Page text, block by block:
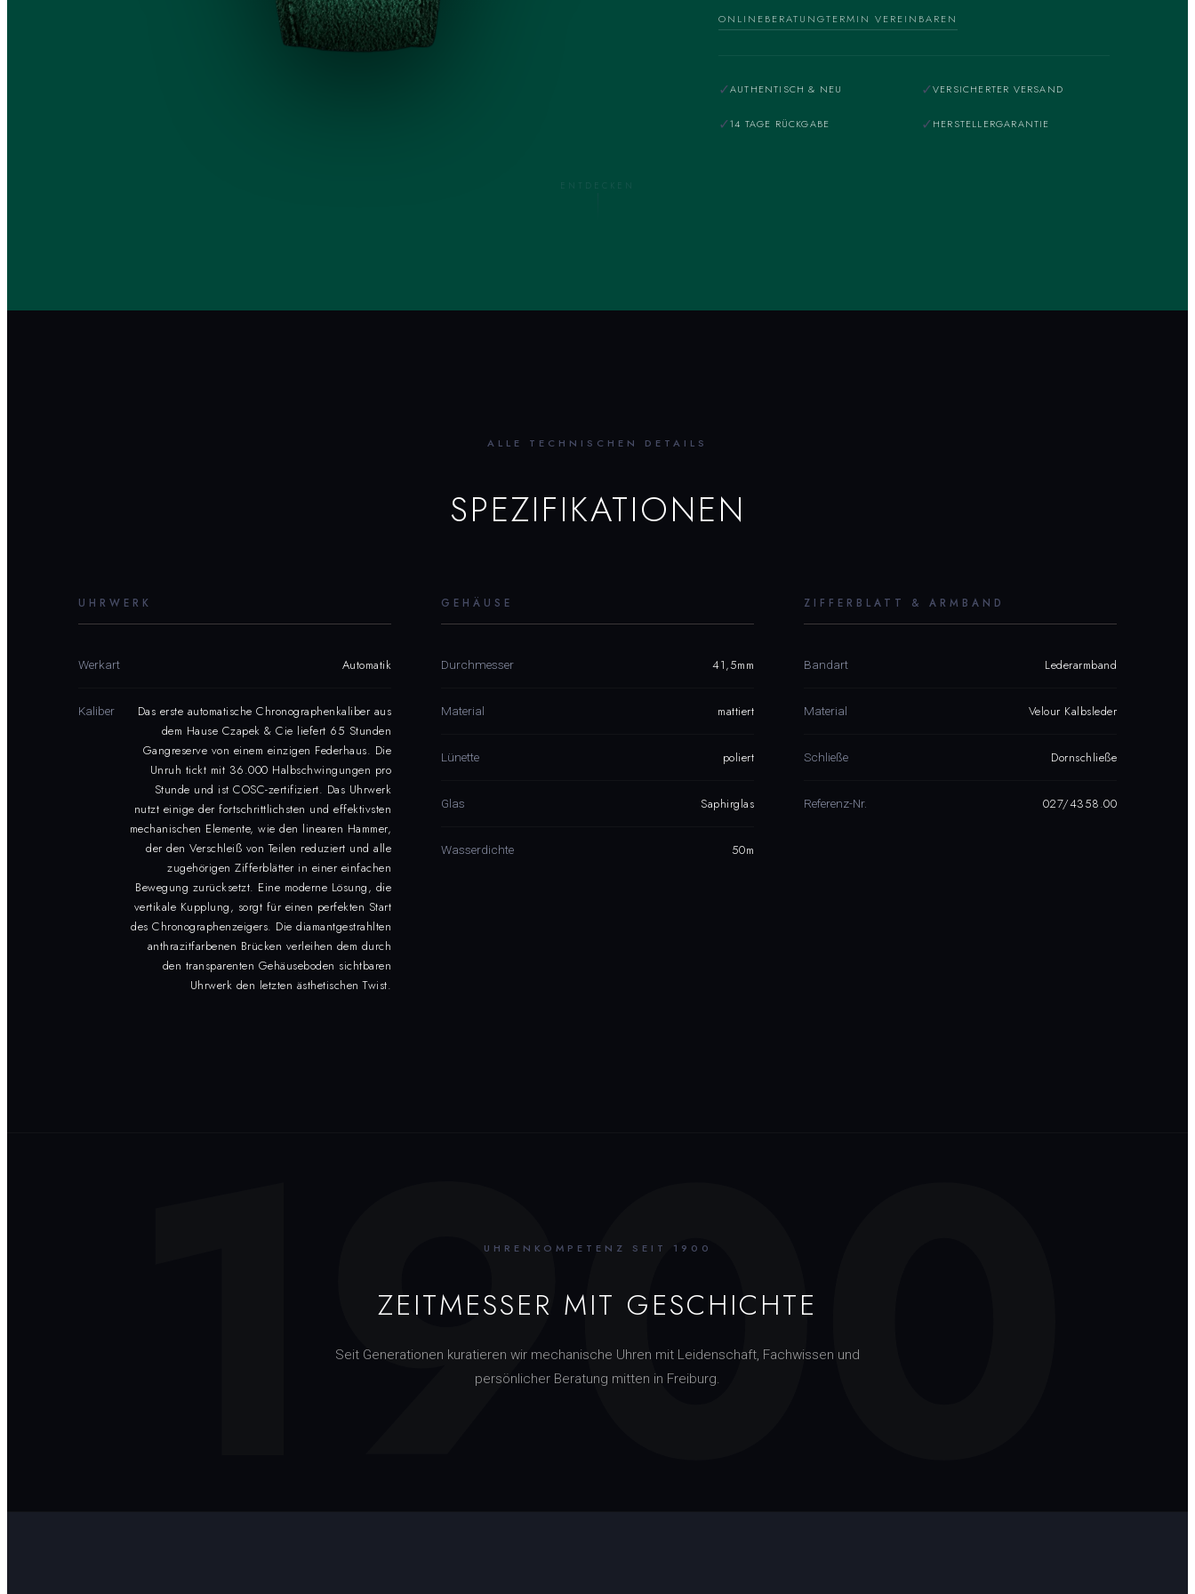
ONLINEBERATUNGTERMIN VEREINBAREN
✓AUTHENTISCH & NEU ✓VERSICHERTER VERSAND
✓14 TAGE RÜCKGABE ✓HERSTELLERGARANTIE
ENTDECKEN
ALLE TECHNISCHEN DETAILS
SPEZIFIKATIONEN
UHRWERK
Werkart Automatik
Kaliber
Das erste automatische Chronographenkaliber aus
dem Hause Czapek & Cie liefert 65 Stunden
Gangreserve von einem einzigen Federhaus. Die
Unruh tickt mit 36.000 Halbschwingungen pro
Stunde und ist COSC-zertifiziert. Das Uhrwerk
nutzt einige der fortschrittlichsten und effektivsten
mechanischen Elemente, wie den linearen Hammer,
der den Verschleiß von Teilen reduziert und alle
zugehörigen Zifferblätter in einer einfachen
Bewegung zurücksetzt. Eine moderne Lösung, die
vertikale Kupplung, sorgt für einen perfekten Start
des Chronographenzeigers. Die diamantgestrahlten
anthrazitfarbenen Brücken verleihen dem durch
den transparenten Gehäuseboden sichtbaren
Uhrwerk den letzten ästhetischen Twist.
GEHÄUSE
Durchmesser 41,5mm
Material mattiert
Lünette poliert
Glas Saphirglas
Wasserdichte 50m
ZIFFERBLATT & ARMBAND
Bandart Lederarmband
Material Velour Kalbsleder
Schließe Dornschließe
Referenz-Nr. 027/4358.00
1900
UHRENKOMPETENZ SEIT 1900
ZEITMESSER MIT GESCHICHTE
Seit Generationen kuratieren wir mechanische Uhren mit Leidenschaft, Fachwissen und
persönlicher Beratung mitten in Freiburg.